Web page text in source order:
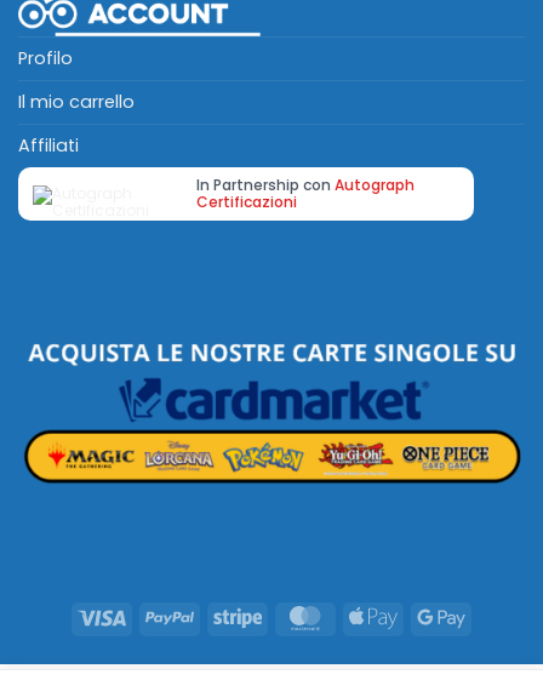
Profilo
Il mio carrello
Affiliati
In Partnership con Autograph
Certificazioni
Visa PayPal Stripe MasterCard
Apple
Google